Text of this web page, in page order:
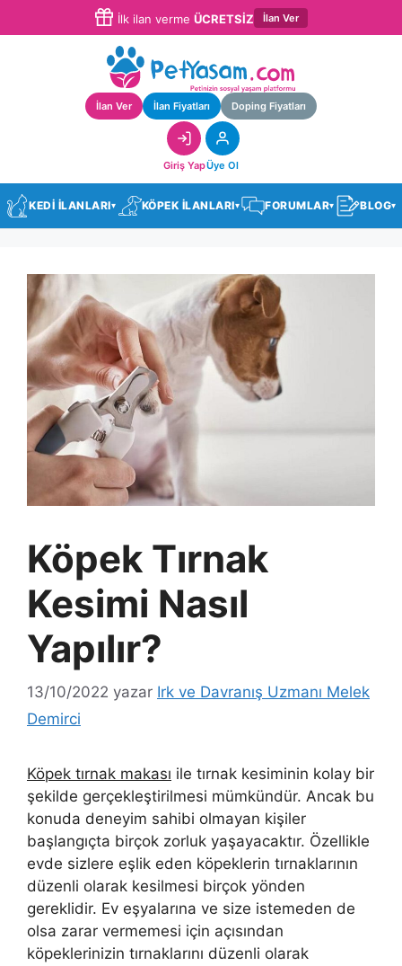
İlk ilan verme ÜCRETSİZ İlan Ver
İlan Ver İlan Fiyatları Doping Fiyatları
Giriş YapÜye Ol
KEDİ İLANLARI▾ KÖPEK İLANLARI▾ FORUMLAR▾ BLOG▾
Köpek Tırnak
Kesimi Nasıl
Yapılır?
13/10/2022 yazar Irk ve Davranış Uzmanı Melek
Demirci
Köpek tırnak makası ile tırnak kesiminin kolay bir
şekilde gerçekleştirilmesi mümkündür. Ancak bu
konuda deneyim sahibi olmayan kişiler
başlangıçta birçok zorluk yaşayacaktır. Özellikle
evde sizlere eşlik eden köpeklerin tırnaklarının
düzenli olarak kesilmesi birçok yönden
gereklidir. Ev eşyalarına ve size istemeden de
olsa zarar vermemesi için açısından
köpeklerinizin tırnaklarını düzenli olarak